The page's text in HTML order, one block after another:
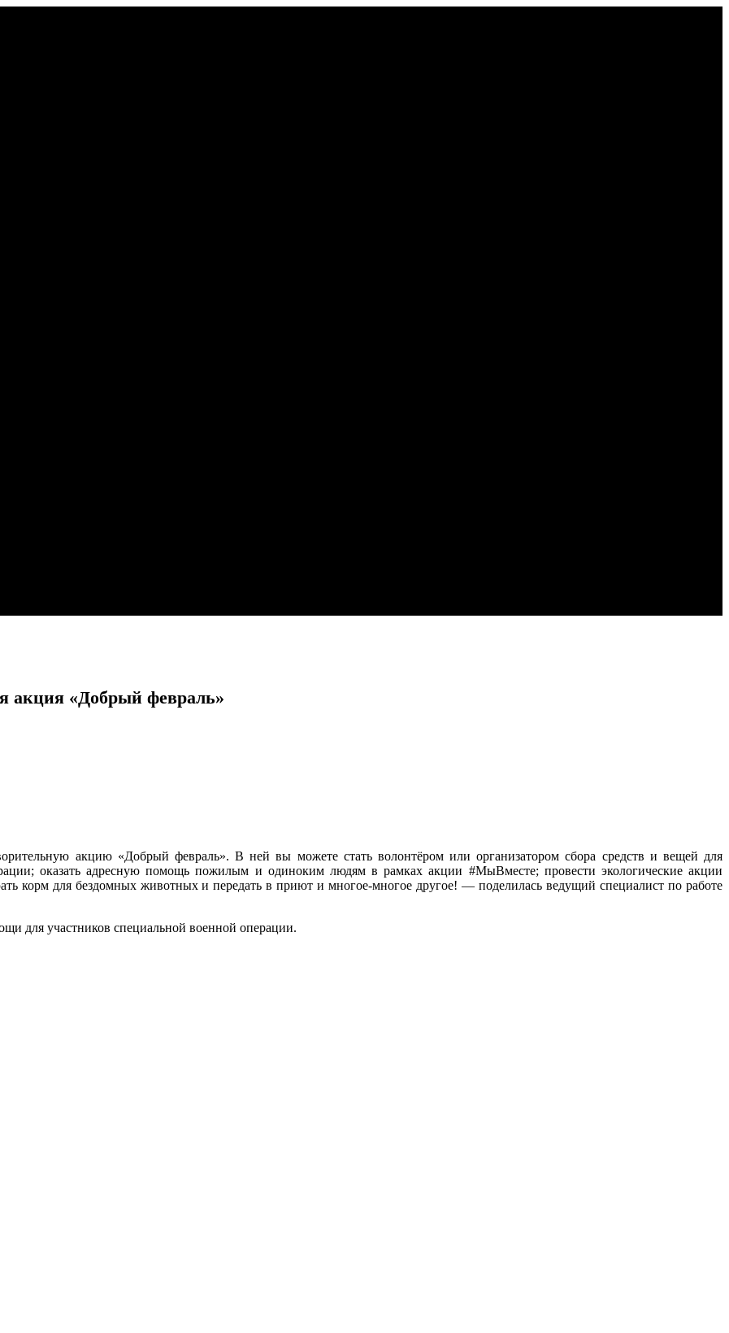
акция «Добрый февраль»
акцию «Добрый февраль». В ней вы можете стать волонтёром или организатором сбора средств и вещей для
оказать адресную помощь пожилым и одиноким людям в рамках акции #МыВместе; провести экологические акции
корм для бездомных животных и передать в приют и многое-многое другое! — поделилась ведущий специалист по работе
для участников специальной военной операции.